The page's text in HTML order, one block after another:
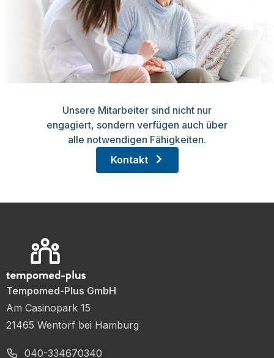
Unsere Mitarbeiter sind nicht nur
engagiert, sondern verfügen auch über
alle notwendigen Fähigkeiten.
Kontakt
Tempomed-Plus GmbH
Am Casinopark 15
21465 Wentorf bei Hamburg
040-334670340